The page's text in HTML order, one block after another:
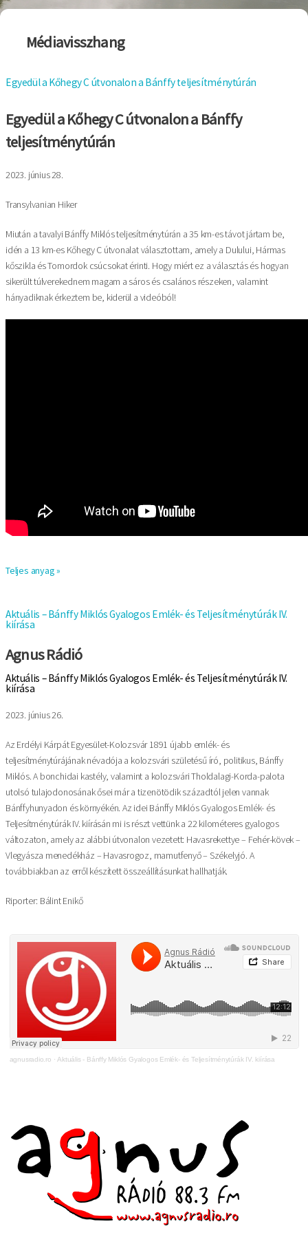
Médiavisszhang
Egyedül a Kőhegy C útvonalon a Bánffy teljesítménytúrán
Egyedül a Kőhegy C útvonalon a Bánffy
teljesítménytúrán
2023. június 28.
Transylvanian Hiker
Miután a tavalyi Bánffy Miklós teljesítménytúrán a 35 km-es távot jártam be,
idén a 13 km-es Kőhegy C útvonalat választottam, amely a Dulului, Hármas
kőszikla és Tomordok csúcsokat érinti. Hogy miért ez a választás és hogyan
sikerült túlverekednem magam a sáros és csalános részeken, valamint
hányadiknak érkeztem be, kiderül a videóból!
Teljes anyag »
Aktuális – Bánffy Miklós Gyalogos Emlék- és Teljesítménytúrák IV.
kiírása
Agnus Rádió
Aktuális – Bánffy Miklós Gyalogos Emlék- és Teljesítménytúrák IV.
kiírása
2023. június 26.
Az Erdélyi Kárpát Egyesület-Kolozsvár 1891 újabb emlék- és
teljesítménytúrájának névadója a kolozsvári születésű író, politikus, Bánffy
Miklós. A bonchidai kastély, valamint a kolozsvári Tholdalagi-Korda-palota
utolsó tulajodonosának ősei már a tizenötödik századtól jelen vannak
Bánffyhunyadon és környékén. Az idei Bánffy Miklós Gyalogos Emlék- és
Teljesítménytúrák IV. kiírásán mi is részt vettünk a 22 kilométeres gyalogos
változaton, amely az alábbi útvonalon vezetett: Havasrekettye – Fehér-kövek –
Vlegyásza menedékház – Havasrogoz, mamutfenyő – Székelyjó. A
továbbiakban az erről készített összeállításunkat hallhatják.
Riporter: Bálint Enikő
agnusradio.ro ·Aktuális - Bánffy Miklós Gyalogos Emlék- és Teljesítménytúrák IV. kiírása